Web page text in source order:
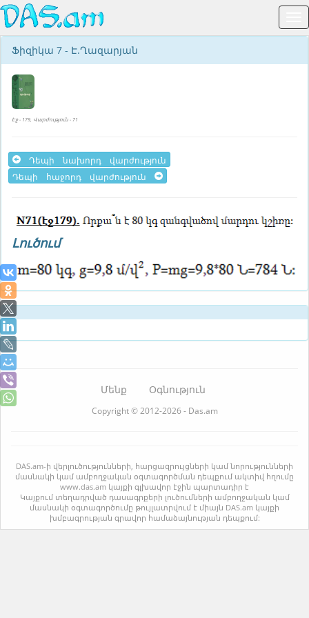
Ֆիզիկա 7 - Է.Ղազարյան
Էջ - 179, Վարժություն - 71
Դեպի նախորդ վարժություն
Դեպի հաջորդ վարժություն
Լուծում
Մենք Օգնություն
Copyright © 2012-2026 - Das.am
DAS.am-ի վերլուծությունների, հարցազրույցների կամ նորությունների
մասնակի կամ ամբողջական օգտագործման դեպքում ակտիվ հղումը
www.das.am կայքի գլխավոր էջին պարտադիր է
Կայքում տեղադրված դասագրքերի լուծումների ամբողջական կամ
մասնակի օգտագործումը թույլատրվում է միայն DAS.am կայքի
խմբագրության գրավոր համաձայնության դեպքում: